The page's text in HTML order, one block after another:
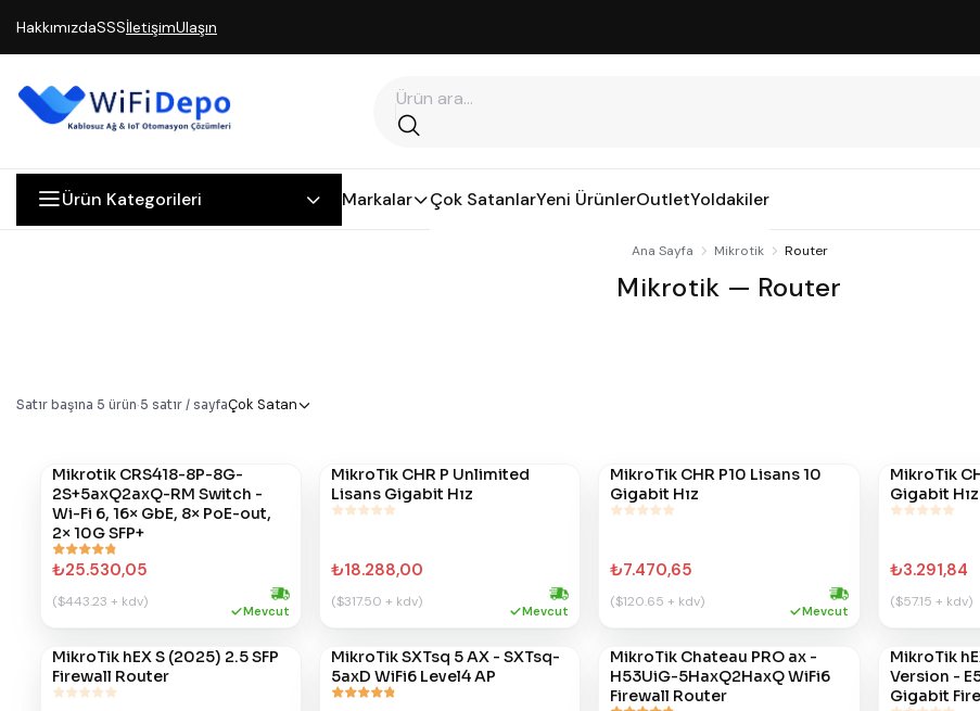
HakkımızdaSSSİletişimUlaşın
Ürün Kategorileri Markalar Çok SatanlarYeni ÜrünlerOutletYoldakiler
Ana Sayfa Mikrotik Router
Mikrotik — Router
Satır başına 5 ürün·5 satır / sayfaÇok Satan
789
Mikrotik CRS418-8P-8G-
2S+5axQ2axQ-RM Switch -
Wi-Fi 6, 16× GbE, 8× PoE-out,
2× 10G SFP+
₺25.530,05
($443.23 + kdv) Hızlı kargo
Mevcut
#692
MikroTik CHR P Unlimited
Lisans Gigabit Hız
₺18.288,00
($317.50 + kdv) Hızlı kargo
Mevcut
#691
MikroTik CHR P10 Lisans 10
Gigabit Hız
₺7.470,65
($120.65 + kdv) Hızlı kargo
Mevcut
690
MikroTik
Gigabit Hız
₺3.291,84
($57.15 + kdv)
430
MikroTik hEX S (2025) 2.5 SFP
Firewall Router
#422
MikroTik SXTsq 5 AX - SXTsq-
5axD WiFi6 Level4 AP
#416
MikroTik Chateau PRO ax -
H53UiG-5HaxQ2HaxQ WiFi6
Firewall Router
415
MikroTik
Version -
Gigabit